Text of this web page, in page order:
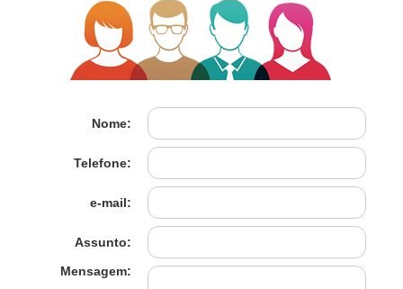
Nome:
Telefone:
e-mail:
Assunto:
Mensagem: